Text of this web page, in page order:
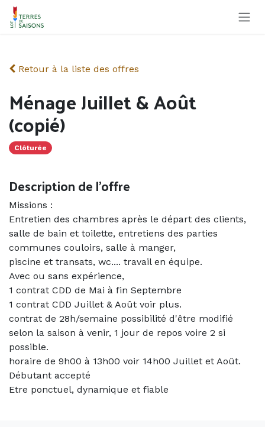
Se rendre au contenu
Retour à la liste des offres
Ménage Juillet & Août
(copié)
Clôturée
Description de l'offre
Missions :
Entretien des chambres après le départ des clients,
salle de bain et toilette, entretiens des parties
communes couloirs, salle à manger,
piscine et transats, wc.... travail en équipe.
Avec ou sans expérience,
1 contrat CDD de Mai à fin Septembre
1 contrat CDD Juillet & Août voir plus.
contrat de 28h/semaine possibilité d'être modifié
selon la saison à venir, 1 jour de repos voire 2 si
possible.
horaire de 9h00 à 13h00 voir 14h00 Juillet et Août.
Débutant accepté
Etre ponctuel, dynamique et fiable